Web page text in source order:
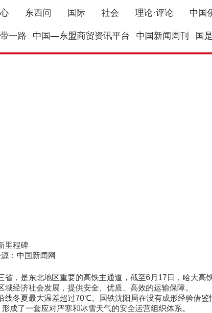
东西问 国际 社会 理论·评论 中国
一路 中国—东盟商贸资讯平台 中国新闻周刊 国
里程碑
：中国新闻网
是东北地区重要的高铁主通道，截至6月17日，哈大高
经济社会发展，提供安全、优质、高效的运输保障。
夏最大温差超过70℃。国铁沈阳局在没有成形经验借鉴
成了一套应对严寒和冰雪天气的安全运营组织体系。